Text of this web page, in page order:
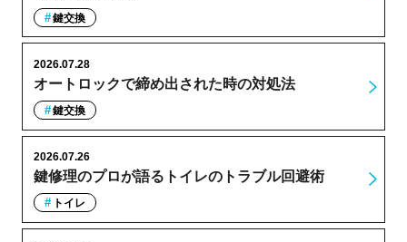
鍵交換
オートロックで締め出された時の対処法
2026.07.28
鍵交換
鍵修理のプロが語るトイレのトラブル回避術
2026.07.26
トイレ